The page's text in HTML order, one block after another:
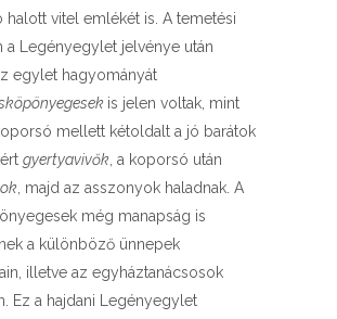
halott vitel emlékét is. A temetési
a Legényegylet jelvénye után
egylet hagyományát
is jelen voltak, mint
mellett kétoldalt a jó barátok
gyertyavivők , a koporsó után
, majd az asszonyok haladnak. A
még manapság is
a különböző ünnepek
illetve az egyháztanácsosok
Ez a hajdani Legényegylet